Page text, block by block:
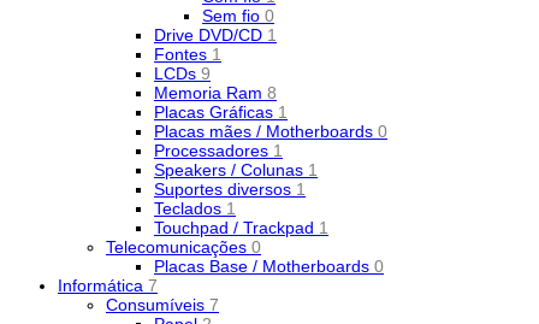
Sem fio 0
Drive DVD/CD 1
Fontes 1
LCDs 9
Memoria Ram 8
Placas Gráficas 1
Placas mães / Motherboards 0
Processadores 1
Speakers / Colunas 1
Suportes diversos 1
Teclados 1
Touchpad / Trackpad 1
Telecomunicações 0
Placas Base / Motherboards 0
Informática 7
Consumíveis 7